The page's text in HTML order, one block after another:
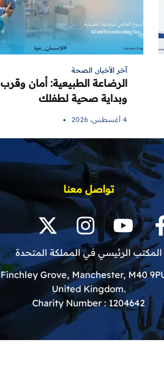
آخر الأخبار, الصحة
الرضاعة الطبيعية: أمان وقرب
وبداية صحية لطفلك
4 أغسطس، 2026
تواصل معنا
المكتب الرئيسي في المملكة المتحدة
.United Kingdom
Charity Number : 1204642